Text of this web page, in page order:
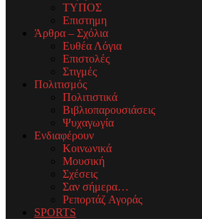
ΤΥΠΟΣ
Επιστημη
Άρθρα – Σχόλια
Ευθέα Λόγια
Επιστολές
Στιγμές
Πολιτισμός
Πολιτιστικά
Βιβλιοπαρουσιάσεις
Ψυχαγωγία
Ενδιαφέρουν
Κοινωνικά
Μουσική
Σχέσεις
Σαν σήμερα…
Ρεπορτάζ Αγοράς
SPORTS